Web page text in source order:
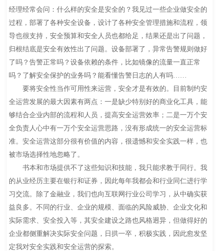
经理经常会问：什么样的安全是安全的？我见过一些企业做安全的
过程，部署了各种安全设备，设计了各种安全管理措施和流程，领
导也很支持，安全预算和安全人员也都给足，结果还是出了问题，
归根结底是安全有效性出了问题。设备部署了，异常告警规则做好
了吗？告警正常吗？设备依赖的条件，比如镜像的流量一直正常
吗？了解安全保护的业务吗？能看懂告警日志的人有吗……
要将安全性当作可用性来运营，安全才是有效的。目前制约安
全运营发展的最大因素有两点：一是缺少特别好的商业化工具，能
够结合企业内部的流程和人员，提高安全运营效率；二是一万个安
全负责人心中有一万个安全运营思路，没有形成统一的安全运营标
准。安全运营这部分很有价值的内容，很遗憾和安全实践一样，也
被市场选择性地忽略了。
书本和市场提供不了这些知识和技能，我只能求教于同行。我
的从业经历主要在银行和证券，因此每年我都会和行业同仁进行学
习交流。除了金融业，我们也向互联网行业公司学习，从中确实获
益良多。不同的行业、企业的规模、面临的风险威胁、企业文化和
实际需求、安全投入等，其安全建设之路也风格迥异，但做得好的
企业都侧重解决实际安全问题，日拱一卒，积极实践，因此愈发坚
定我对安全实践和安全运营的探索。